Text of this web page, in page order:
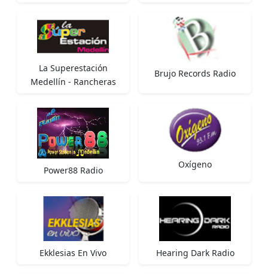
La Superestación
Medellín - Rancheras
Brujo Records Radio
Power88 Radio Oxígeno
Ekklesias En Vivo Hearing Dark Radio